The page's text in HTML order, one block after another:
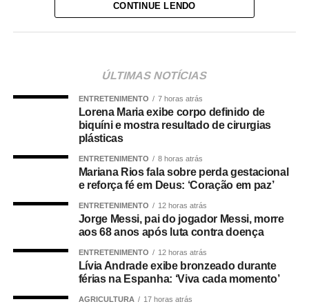
Cuiabá, que é de todos nós mato-grossenses, o
O concurso público foi realizado para provimento de
níveis médio e superior, contemplando funções como
técnico legislativo, analista legislativo, controlador interno
e contador.
Durante a visita, Rogério Vianna Rangel agradeceu a
confiança depositada no Instituto Selecon e destacou a
forma como o processo foi conduzido.
“Eu, em nome do Selecon, também agradeço ao
CONTINUE LENDO
ÚLTIMAS NOTÍCIAS
ENTRETENIMENTO 7 horas atrás
Lorena Maria exibe corpo definido de
biquíni e mostra resultado de cirurgias
plásticas
ENTRETENIMENTO 8 horas atrás
Mariana Rios fala sobre perda gestacional
e reforça fé em Deus: ‘Coração em paz’
ENTRETENIMENTO 12 horas atrás
Jorge Messi, pai do jogador Messi, morre
aos 68 anos após luta contra doença
ENTRETENIMENTO 12 horas atrás
Lívia Andrade exibe bronzeado durante
férias na Espanha: ‘Viva cada momento’
AGRICULTURA 17 horas atrás